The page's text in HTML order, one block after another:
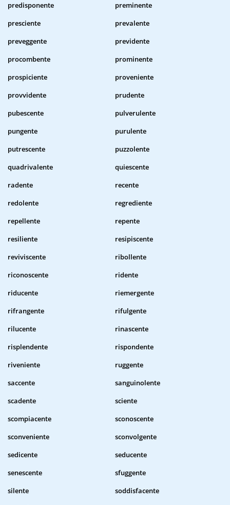
predisponente
preminente
presciente
prevalente
preveggente
previdente
procombente
prominente
prospiciente
proveniente
provvidente
prudente
pubescente
pulverulente
pungente
purulente
putrescente
puzzolente
quadrivalente
quiescente
radente
recente
redolente
regrediente
repellente
repente
resiliente
resipiscente
reviviscente
ribollente
riconoscente
ridente
riducente
riemergente
rifrangente
rifulgente
rilucente
rinascente
risplendente
rispondente
riveniente
ruggente
saccente
sanguinolente
scadente
sciente
scompiacente
sconoscente
sconveniente
sconvolgente
sedicente
seducente
senescente
sfuggente
silente
soddisfacente